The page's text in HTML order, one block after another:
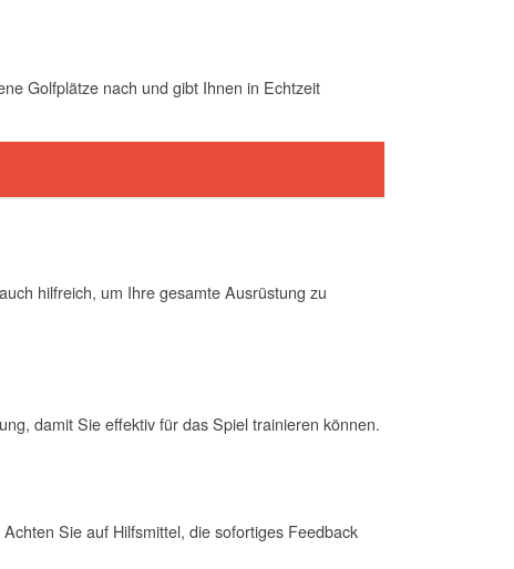
Golfplätze nach und gibt Ihnen in Echtzeit
hilfreich, um Ihre gesamte Ausrüstung zu
damit Sie effektiv für das Spiel trainieren können.
Sie auf Hilfsmittel, die sofortiges Feedback